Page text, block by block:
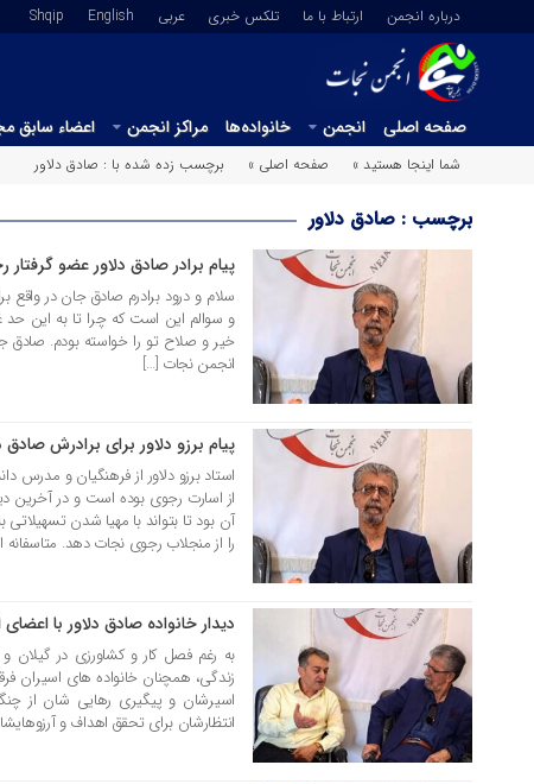
درباره انجمن ارتباط با ما تلکس خبری عربي English
Shqip
صفحه اصلی انجمن خانواده‌ها مراکز انجمن اعضاء سابق
شما اینجا هستید »
صفحه اصلی » برچسب زده شده با : صادق دلاور
برچسب : صادق دلاور
پیام برادر صادق دلاور عضو گرفتار
سلام و درود برادرم صادق جان در واقع
و سوالم این است که چرا تا به این
انجمن نجات […]
پیام برزو دلاور برای برادرش
استاد برزو دلاور از فرهنگیان و مدرس
از اسارت رجوی بوده است و در آخرین
آن بود تا بتواند با مهیا شدن تسهیلاتی
را از منجلاب رجوی نجات دهد. متاسفانه
دیدار خانواده صادق دلاور با
به رغم فصل کار و کشاورزی در گیلان
زندگی، همچنان خانواده های اسیران
اسیرشان و پیگیری رهایی شان از
انتظارشان برای تحقق اهداف و